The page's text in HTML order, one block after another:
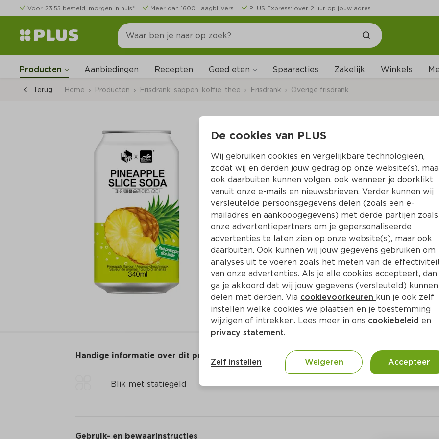
Voor 23:55 besteld, morgen in huis* Meer dan 1600 Laagblijvers PLUS Express: over 2 uur op jouw adres
Producten Aanbiedingen Recepten Goed eten Spaaracties Zakelijk Winkels
Terug Home Producten Frisdrank, sappen, koffie, thee Frisdrank Overige frisdrank
Fruit B Pineapple
Per Fles 340 ml  (per liter €5.56)
1.89
Toevoegen
Handige informatie over dit product
Blik met statiegeld
Gebruik- en bewaarinstructies
De cookies van PLUS
Wij gebruiken cookies en vergelijkbare technologieën,
zodat wij en derden jouw gedrag op onze website(s),
ook daarbuiten kunnen volgen, ook wanneer je doorklikt
vanuit onze e-mails en nieuwsbrieven. Verder kunnen wij
versleutelde persoonsgegevens delen (zoals een e-
mailadres en aankoopgegevens) met derde partijen zoals
onze advertentiepartners om je gepersonaliseerde
advertenties te laten zien op onze website(s), maar ook
daarbuiten. Ook kunnen wij jouw gegevens gebruiken om
analyses uit te voeren zoals het meten van de
van onze advertenties. Als je alle cookies accepteert, dan
ga je akkoord dat wij jouw gegevens (versleuteld) kunnen
delen met derden. Via cookievoorkeuren kun je ook zelf
instellen welke cookies we plaatsen en je toestemming
wijzigen of intrekken. Lees meer in ons cookiebeleid en
privacy statement.
Zelf instellen Weigeren Accepteer